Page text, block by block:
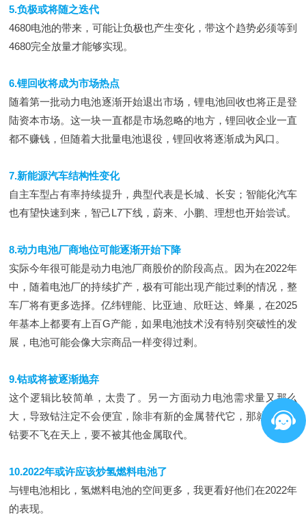
5.负极或将随之迭代
4680电池的带来，可能让负极也产生变化，带这个趋势必须等到
4680完全放量才能够实现。
6.锂回收将成为市场热点
随着第一批动力电池逐渐开始退出市场，锂电池回收也将正是登
陆资本市场。这一块一直都是市场忽略的地方，锂回收企业一直
都不赚钱，但随着大批量电池退役，锂回收将逐渐成为风口。
7.新能源汽车结构性变化
自主车型占有率持续提升，典型代表是长城、长安；智能化汽车
也有望快速到来，智己L7下线，蔚来、小鹏、理想也开始尝试。
8.动力电池厂商地位可能逐渐开始下降
实际今年很可能是动力电池厂商股价的阶段高点。因为在2022年
中，随着电池厂的持续扩产，极有可能出现产能过剩的情况，整
车厂将有更多选择。亿纬锂能、比亚迪、欣旺达、蜂巢，在2025
年基本上都要有上百G产能，如果电池技术没有特别突破性的发
展，电池可能会像大宗商品一样变得过剩。
9.钴或将被逐渐抛弃
这个逻辑比较简单，太贵了。另一方面动力电池需求量又那么
大，导致钴注定不会便宜，除非有新的金属替代它，那就意味着
钴要不飞在天上，要不被其他金属取代。
10.2022年或许应该炒氢燃料电池了
与锂电池相比，氢燃料电池的空间更多，我更看好他们在2022年
的表现。